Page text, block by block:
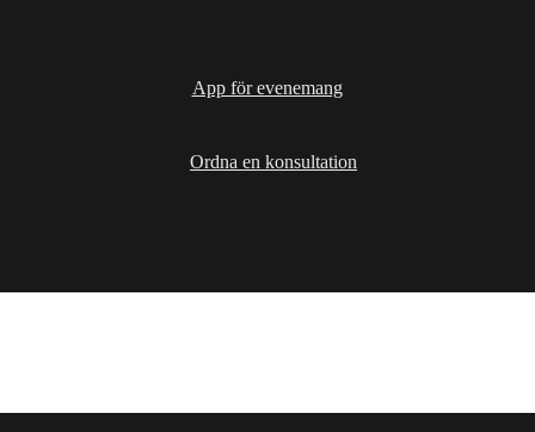
App för evenemang
Ordna en konsultation